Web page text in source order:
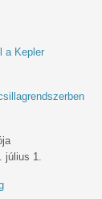
a Kepler
július 1.